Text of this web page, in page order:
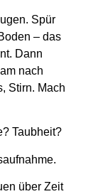
Spür
– das
Dann
nach
Stirn. Mach
Taubheit?
über Zeit